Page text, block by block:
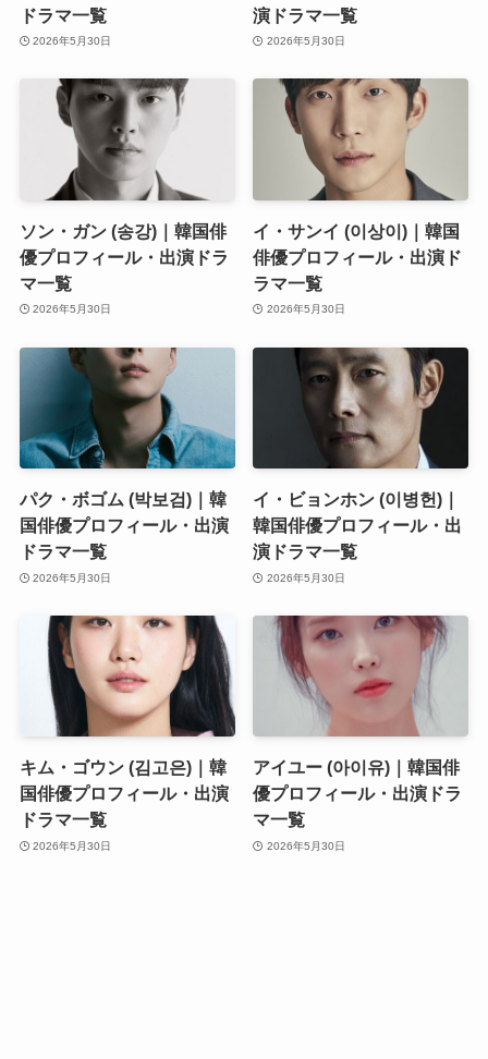
ドラマ一覧
2026年5月30日
演ドラマ一覧
2026年5月30日
ソン・ガン (송강)｜韓国俳
優プロフィール・出演ドラ
マ一覧
2026年5月30日
イ・サンイ (이상이)｜韓国
俳優プロフィール・出演ド
ラマ一覧
2026年5月30日
パク・ボゴム (박보검)｜韓
国俳優プロフィール・出演
ドラマ一覧
2026年5月30日
イ・ビョンホン (이병헌)｜
韓国俳優プロフィール・出
演ドラマ一覧
2026年5月30日
キム・ゴウン (김고은)｜韓
国俳優プロフィール・出演
ドラマ一覧
2026年5月30日
アイユー (아이유)｜韓国俳
優プロフィール・出演ドラ
マ一覧
2026年5月30日